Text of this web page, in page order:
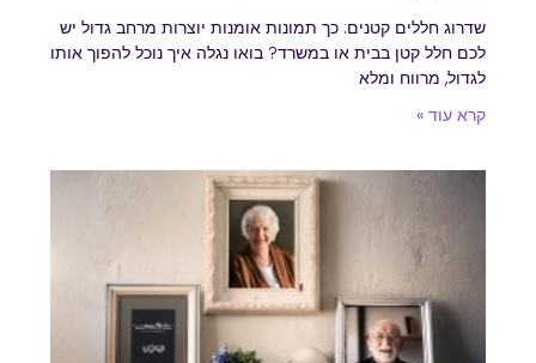
שדרוג חללים קטנים: כך תמונות אומנות יוצרות מרחב גדול יש
לכם חלל קטן בבית או במשרד? בואו נגלה איך נוכל להפוך אותו
לגדול, מרווח ומלא
קרא עוד »